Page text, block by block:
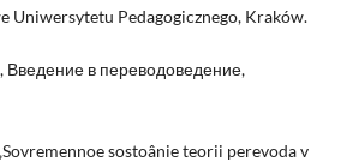
Uniwersytetu Pedagogicznego, Kraków.
Введение в переводоведение,
sostoânie teorii perevoda v